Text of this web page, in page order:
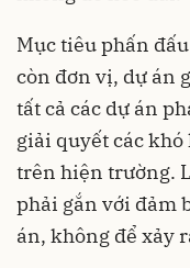
Mục tiêu phấn
còn đơn vị, dự án
tất cả các dự án
giải quyết các
trên hiện trường.
phải gắn với đảm
án, không để xảy